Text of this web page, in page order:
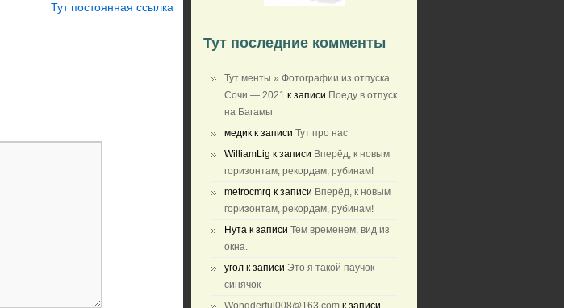
Тут постоянная ссылка
Тут последние комменты
Тут менты » Фотографии из отпуска
Сочи — 2021 к записи Поеду в отпуск
на Багамы
медик к записи Тут про нас
WilliamLig к записи Вперёд, к новым
горизонтам, рекордам, рубинам!
metrocmrq к записи Вперёд, к новым
горизонтам, рекордам, рубинам!
Нута к записи Тем временем, вид из
окна.
угол к записи Это я такой паучок-
синячок
Wongderful008@163.com к записи